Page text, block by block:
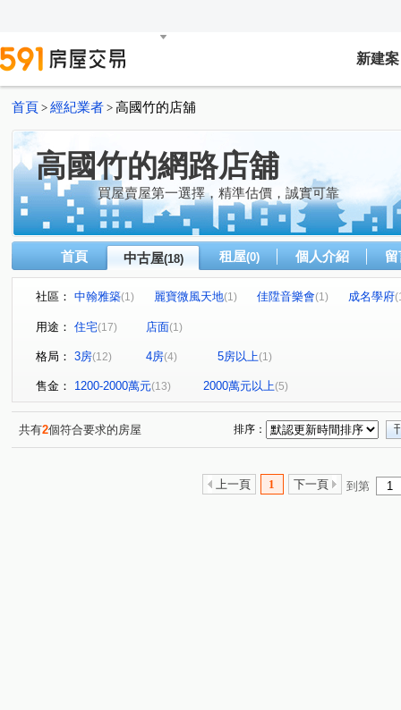
新建案
首頁 > 經紀業者 > 高國竹的店舖
高國竹的網路店舖
買屋賣屋第一選擇，精準估價，誠實可靠
首頁 中古屋(18) 租屋(0) 個人介紹
社區： 中翰雅築(1) 麗寶微風天地(1) 佳陞音樂會(1) 成名學府
台北神話
富總青沐 水碓六路 新五路三段
成泰路一段(3) 水碓一路(1) 新五路二段
水碓七路(1) 成洲七路(1) 芳洲一路(1) 成泰路三段(1)
用途： 住宅(17) 店面(1)
格局： 3房(12) 4房(4) 5房以上(1)
售金： 1200-2000萬元(13) 2000萬元以上(5)
共有2個符合要求的房屋 排序：
上一頁 1 下一頁 到第